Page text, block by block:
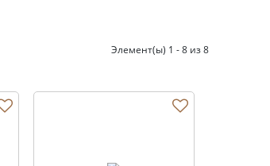
Элемент(ы) 1 - 8 из 8